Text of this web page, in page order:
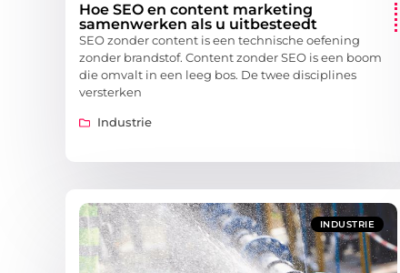
Hoe SEO en content marketing
samenwerken als u uitbesteedt
SEO zonder content is een technische oefening
zonder brandstof. Content zonder SEO is een boom
die omvalt in een leeg bos. De twee disciplines
versterken
Industrie
INDUSTRIE